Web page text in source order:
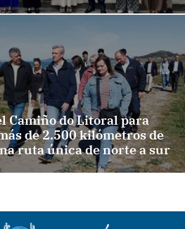
Camiño do Litoral para
de 2.500 kilómetros de
ruta única de norte a sur